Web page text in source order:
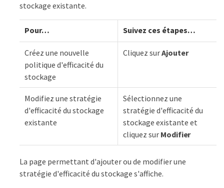
stockage existante.
Pour…​ Suivez ces étapes…​
Créez une nouvelle
politique d'efficacité du
stockage
Cliquez surAjouter
Modifiez une stratégie
d'efficacité du stockage
existante
Sélectionnez une
stratégie d'efficacité du
stockage existante et
cliquez sur Modifier
La page permettant d'ajouter ou de modifier une
stratégie d'efficacité du stockage s'affiche.